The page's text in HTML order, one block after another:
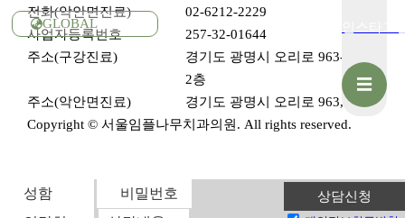
상담
☰
GLOBAL
주소
경기 광명시 오리로 963-1 2층
전화
02-6212-2228
전화(악안면진료)
02-6212-2229
사업자등록번호
257-32-01644
주소(구강진료)
경기도 광명시 오리로 963-1,
2층
주소(악안면진료)
경기도 광명시 오리로 963, 2층
Copyright © 서울임플나무치과의원. All rights reserved.